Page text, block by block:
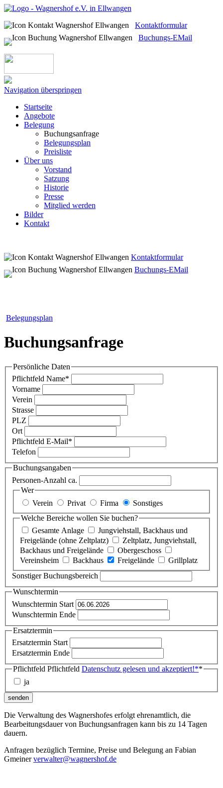
Kontaktformular
Buchungs-EMail
Navigation überspringen
Startseite
Angebote
Belegung
Buchungsanfrage
Belegungsplan
Preisliste
Über uns
Vorstand
Satzung
Historie
Presse
Mitglied werden
Bilder
Kontakt
Kontaktformular
Buchungs-EMail
Belegungsplan
Buchungsanfrage
Persönliche Daten
Pflichtfeld Name*
Vorname
Verein
Strasse
PLZ
Ort
Pflichtfeld E-Mail*
Telefon
Buchungsangaben
Personen-Anzahl ca.
Wer
Verein
Privat Firma
Sonstiges
Welche Bereiche wollen Sie buchen?
Gesamte Anlage
Jungviehstall, Backhaus und
Freigelände (ohne Zeltplatz)
Zeltplatz, Jungviehstall,
Backhaus und Freigelände
Obergeschoss
Vereinsheim
Backhaus Freigelände
Grillplatz
Sonstiger Buchungsbereich
Wunschtermin
Wunschtermin Start
Wunschtermin Ende
Ersatztermin
Ersatztermin Start
Ersatztermin Ende
Pflichtfeld Pflichtfeld Datenschutz gelesen und akzeptiert!**
ja
senden
Die Verwaltung des Wagnershofes erfolgt ehrenamtlich, die
Bearbeitungsdauer von Buchungsanfragen kann bis zu 14 Tagen
dauern.
Anfragen bezüglich Termine, Preise und Belegung an Fabian
Gmeinerverwalter@wagnershof.de